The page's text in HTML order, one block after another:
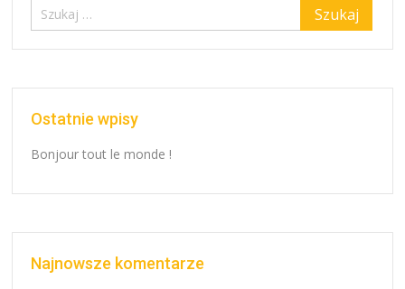
Ostatnie wpisy
Bonjour tout le monde !
Najnowsze komentarze